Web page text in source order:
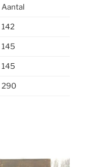
Aantal
142
145
145
290